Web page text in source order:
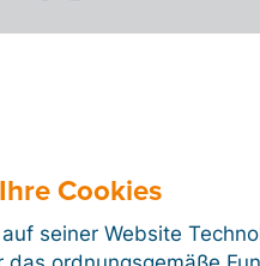
fürKMUistBillit
unterstützt dabei, die
Cookies
seiner Website